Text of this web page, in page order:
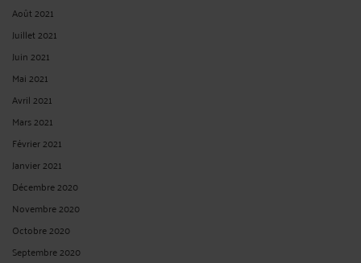
Août 2021
Juillet 2021
Juin 2021
Mai 2021
Avril 2021
Mars 2021
Février 2021
Janvier 2021
Décembre 2020
Novembre 2020
Octobre 2020
Septembre 2020